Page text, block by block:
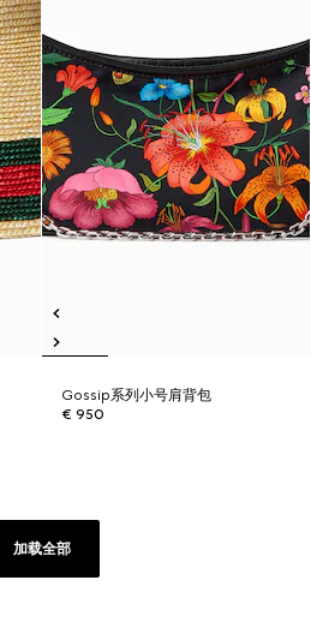
Gossip系列小号肩背包
€ 950
加载全部